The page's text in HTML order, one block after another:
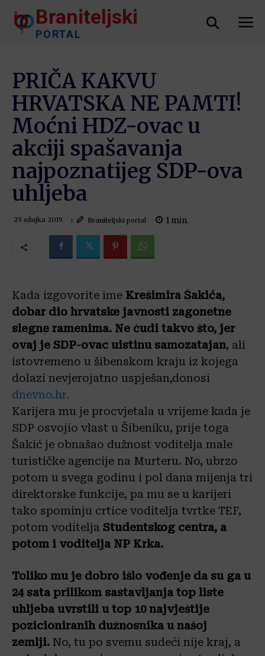
Braniteljski
PORTAL
PRIČA KAKVU
HRVATSKA NE PAMTI!
Moćni HDZ-ovac u
akciji spašavanja
najpoznatijeg SDP-ova
uhljeba
25 ožujka 2019. Braniteljski portal 1 min.
Kada izgovorite ime Krešimira Šakića,
dobar dio hrvatske javnosti zagonetne
slegne ramenima. Ne čudi takvo što, jer
ovaj je SDP-ovac uistinu samozatajan, ali
istovremeno u šibenskom kraju iz kojega
dolazi nevjerojatno uspješan,donosi
dnevno.hr.
Karijera mu je procvjetala u vrijeme kada je
SDP osvojio vlast u Šibeniku, prije toga
Šakić je obnašao dužnost voditelja male
turističke agencije na Murteru. No, ubrzo
potom u svega godinu i pol dana mijenja tri
direktorske funkcije, pa mu se u karijeri
tako spominju crtice voditelja tvrtke TEF,
potom voditelja Studentskog centra, a
potom i voditelja NP Krka.
Toliko mu je dobro išlo vođenje da su ga u
24 sata prilikom sastavljanja top liste
uhljeba uvrstili u top 10 najvještije
pozicioniranih dužnosnika u našoj
zemlji. No, tu po svemu sudeći nije kraj, a